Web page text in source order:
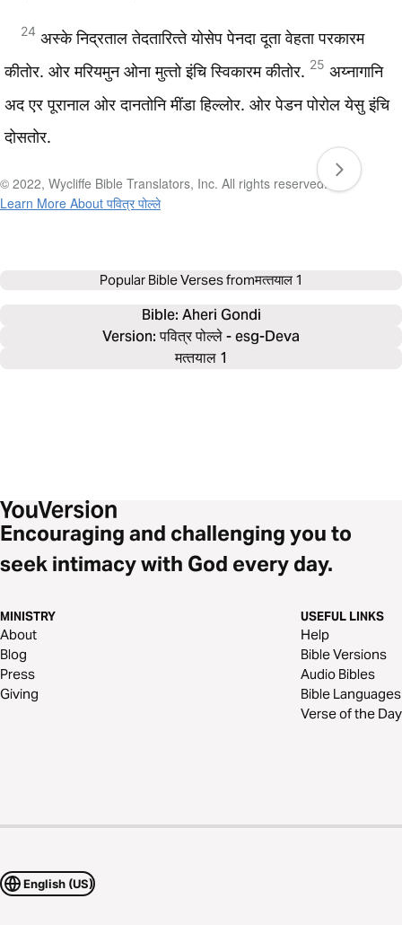
24 अस्‍के निद्रताल तेदतारित्‍ते योसेप पेनदा दूता वेहता परकारम
कीतोर. ओर मरियमुन ओना मुत्‍तो इंचि स्विकारम कीतोर. 25 अय्नागानि
अद एर पूरानाल ओर दानतोनि मींडा हिल्‍लोर. ओर पेडन पोरोल येसु इंचि
दोसतोर.
© 2022, Wycliffe Bible Translators, Inc. All rights reserved.
Learn More About पवित्र पोल्‍ले
Popular Bible Verses fromमत्‍तयाल 1
Bible: Aheri Gondi
Version: पवित्र पोल्‍ले - esg-Deva
मत्‍तयाल 1
Encouraging and challenging you to
seek intimacy with God every day.
MINISTRY
About
Blog
Press
Giving
USEFUL LINKS
Help
Bible Versions
Audio Bibles
Bible Languages
Verse of the Day
English (US)